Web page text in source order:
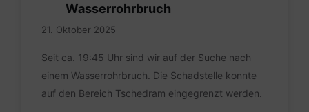
Wasserrohrbruch
21. Oktober 2025
Seit ca. 19:45 Uhr sind wir auf der Suche nach
einem Wasserrohrbruch. Die Schadstelle konnte
auf den Bereich Tschedram eingegrenzt werden.